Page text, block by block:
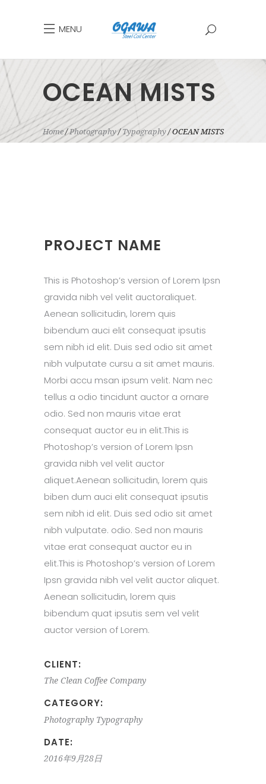
MENU
OCEAN MISTS
Home Photography Typography OCEAN MISTS
PROJECT NAME
This is Photoshop’s version of Lorem Ipsn
gravida nibh vel velit auctoraliquet.
Aenean sollicitudin, lorem quis
bibendum auci elit consequat ipsutis
sem nibh id elit. Duis sed odio sit amet
nibh vulputate cursu a sit amet mauris.
Morbi accu msan ipsum velit. Nam nec
tellus a odio tincidunt auctor a ornare
odio. Sed non mauris vitae erat
consequat auctor eu in elit.This is
Photoshop’s version of Lorem Ipsn
gravida nibh vel velit auctor
aliquet.Aenean sollicitudin, lorem quis
biben dum auci elit consequat ipsutis
sem nibh id elit. Duis sed odio sit amet
nibh vulputate. odio. Sed non mauris
vitae erat consequat auctor eu in
elit.This is Photoshop’s version of Lorem
Ipsn gravida nibh vel velit auctor aliquet.
Aenean sollicitudin, lorem quis
bibendum quat ipsutis sem vel velit
auctor version of Lorem.
CLIENT:
The Clean Coffee Company
CATEGORY:
Photography Typography
DATE:
2016年9月28日